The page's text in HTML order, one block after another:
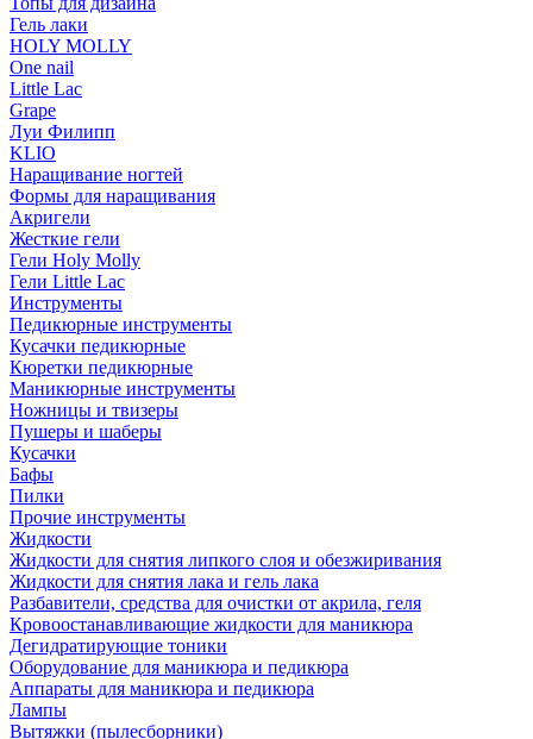
Гель лаки
HOLY MOLLY
One nail
Little Lac
Grape
Луи Филипп
KLIO
Наращивание ногтей
Формы для наращивания
Акригели
Жесткие гели
Гели Holy Molly
Гели Little Lac
Инструменты
Педикюрные инструменты
Кусачки педикюрные
Кюретки педикюрные
Маникюрные инструменты
Ножницы и твизеры
Пушеры и шаберы
Кусачки
Бафы
Пилки
Прочие инструменты
Жидкости
Жидкости для снятия липкого слоя и обезжиривания
Жидкости для снятия лака и гель лака
Разбавители, средства для очистки от акрила, геля
Кровоостанавливающие жидкости для маникюра
Дегидратирующие тоники
Оборудование для маникюра и педикюра
Аппараты для маникюра и педикюра
Лампы
Вытяжки (пылесборники)